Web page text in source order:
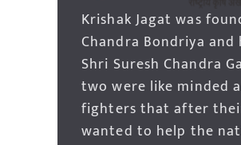
Krishak Jagat was
Chandra Bondriya
Shri Suresh Chandra
two were like minded
fighters that after
wanted to help the